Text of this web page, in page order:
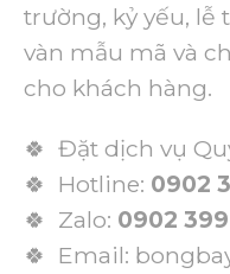
trường, kỷ yếu, lễ
vàn mẫu mã và
cho khách hàng.
🍀 Đặt dịch vụ
🍀 Hotline: 0902
🍀 Zalo: 0902
🍀 Email: